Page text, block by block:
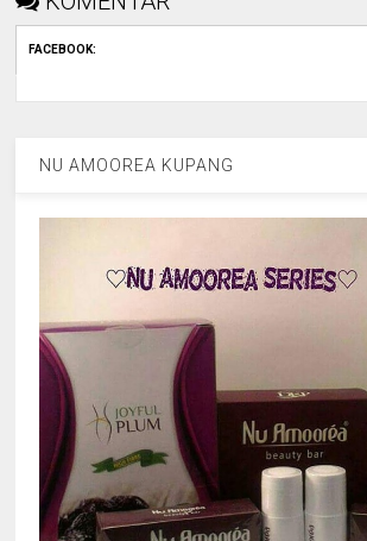
FACEBOOK:
NU AMOOREA KUPANG